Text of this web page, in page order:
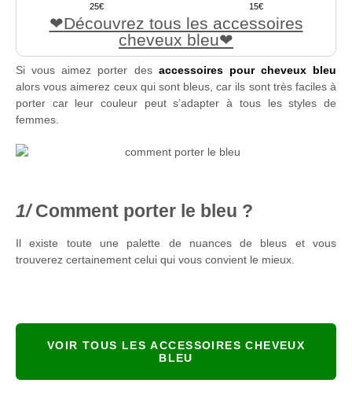
25
15
Découvrez tous les accessoires
cheveux bleu
Si vous aimez porter des accessoires pour cheveux bleu
alors vous aimerez ceux qui sont bleus, car ils sont très faciles à
porter car leur couleur peut s’adapter à tous les styles de
femmes.
Comment porter le bleu ?
Il existe toute une palette de nuances de bleus et vous
trouverez certainement celui qui vous convient le mieux.
VOIR TOUS LES ACCESSOIRES CHEVEUX
BLEU